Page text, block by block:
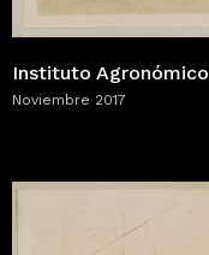
Instituto Agronómico
Noviembre 2017